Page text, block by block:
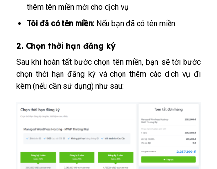
thêm tên miền mới cho dịch vụ
Tôi đã có tên miền:Nếu bạn đã có tên miền.
2. Chọn thời hạn đăng ký
Sau khi hoàn tất bước chọn tên miền, bạn sẽ tới bước
chọn thời hạn đăng ký và chọn thêm các dịch vụ đi
kèm (nếu cần sử dụng) như sau: